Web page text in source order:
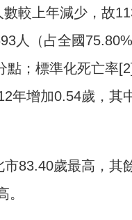
較上年減少，故
人（占全國
；標準化死亡率
增加0.54歲，其
83.40歲最高，其